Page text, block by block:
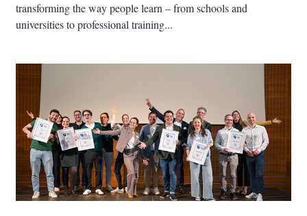
transforming the way people learn – from schools and
universities to professional training